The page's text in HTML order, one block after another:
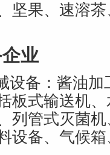
坚果、速溶
业
设备：酱油
板式输送机
列管式灭菌
设备、气候